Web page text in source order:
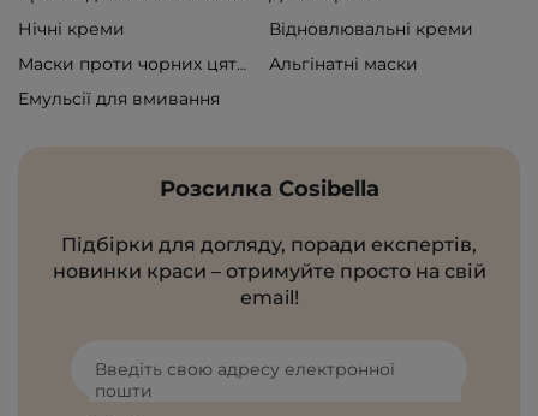
Нічні креми
Відновлювальні креми
Маски проти чорних цяток
Альгінатні маски
Емульсії для вмивання
Розсилка Cosibella
Підбірки для догляду, поради експертів,
новинки краси – отримуйте просто на свій
email!
Введіть свою адресу електронної
пошти